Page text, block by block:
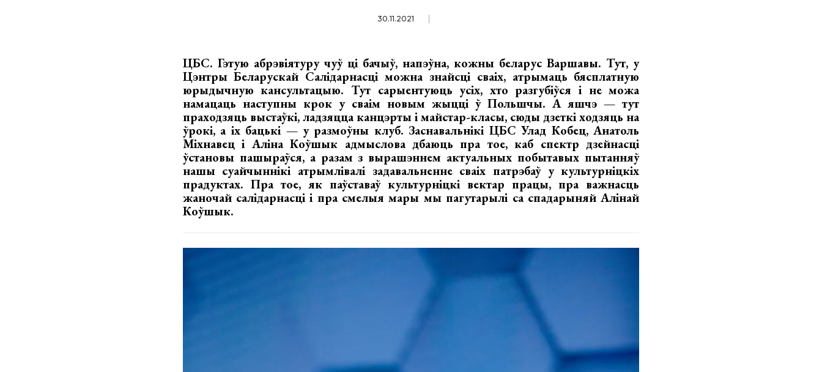
30.11.2021
ЦБС. Гэтую абрэвіятуру чуў ці бачыў, напэўна, кожны беларус Варшавы. Тут, у
Цэнтры Беларускай Салідарнасці можна знайсці сваіх, атрымаць бясплатную
юрыдычную кансультацыю. Тут сарыентуюць усіх, хто разгубіўся і не можа
намацаць наступны крок у сваім новым жыцці ў Польшчы. А яшчэ — тут
праходзяць выстаўкі, ладзяцца канцэрты і майстар-класы, сюды дзеткі ходзяць на
ўрокі, а іх бацькі — у размоўны клуб. Заснавальнікі ЦБС Улад Кобец, Анатоль
Міхнавец і Аліна Коўшык адмыслова дбаюць пра тое, каб спектр дзейнасці
ўстановы пашыраўся, а разам з вырашэннем актуальных побытавых пытанняў
нашы суайчыннікі атрымлівалі задавальненне сваіх патрэбаў у культурніцкіх
прадуктах. Пра тое, як паўставаў культурніцкі вектар працы, пра важнасць
жаночай салідарнасці і пра смелыя мары мы пагутарылі са спадарыняй Алінай
Коўшык.